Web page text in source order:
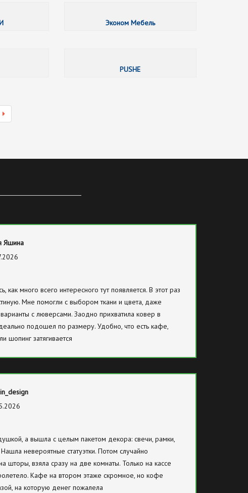
Эконом Мебель
PUSHE
Яшина
как много всего интересного тут появляется. В этот раз
Мне помогли с выбором ткани и цвета, даже
с люверсами. Заодно прихватила ковер в
подошел по размеру. Удобно, что есть кафе,
шопинг затягивается
а вышла с целым пакетом декора: свечи, рамки,
невероятные статуэтки. Потом случайно
шторы, взяла сразу на две комнаты. Только на кассе
Кафе на втором этаже скромное, но кофе
на которую денег пожалела